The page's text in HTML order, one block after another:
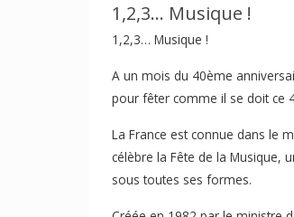
1,2,3… Musique !
1,2,3… Musique !
A un mois du 40ème
pour fêter comme il se doit ce
La France est connue dans le
célèbre la Fête de la Musique,
sous toutes ses formes.